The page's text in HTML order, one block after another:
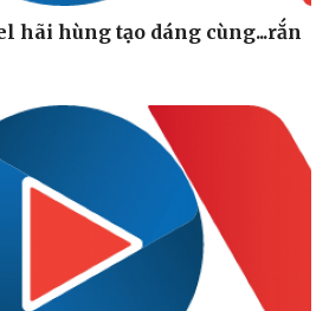
hãi hùng tạo dáng cùng...rắn